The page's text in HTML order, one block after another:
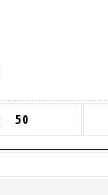
50